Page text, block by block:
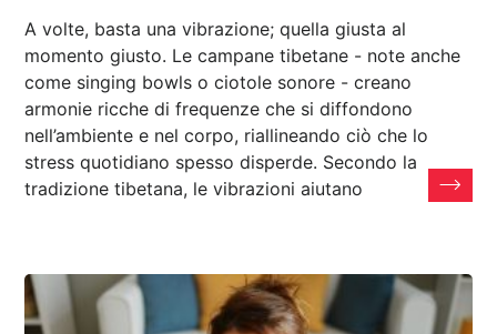
A volte, basta una vibrazione; quella giusta al
momento giusto. Le campane tibetane - note anche
come singing bowls o ciotole sonore - creano
armonie ricche di frequenze che si diffondono
nell’ambiente e nel corpo, riallineando ciò che lo
stress quotidiano spesso disperde. Secondo la
tradizione tibetana, le vibrazioni aiutano